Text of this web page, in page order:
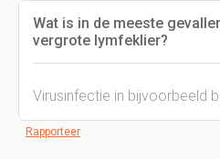
Wat is in de meeste
vergrote lymfeklier?
Virusinfectie in bijvoorbeeld
Rapporteer